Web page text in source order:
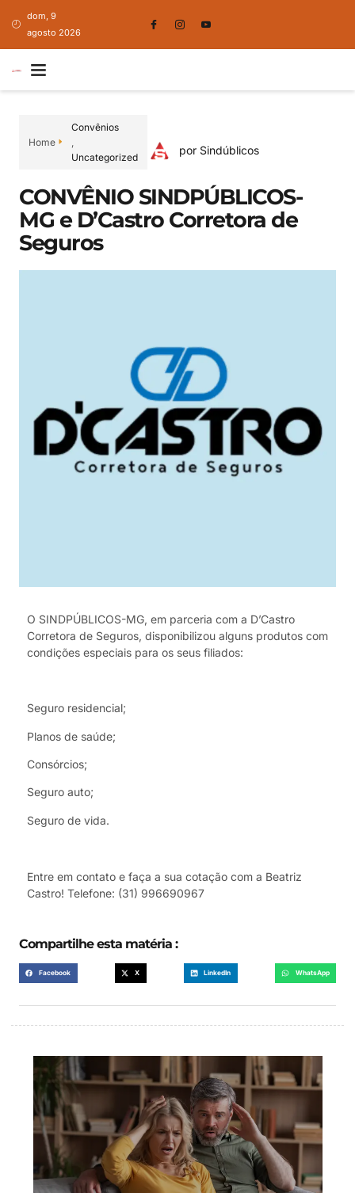
dom, 9
agosto 2026
Home
Convênios
Uncategorized
por Sindúblicos
CONVÊNIO SINDPÚBLICOS-
MG e D’Castro Corretora de
Seguros
O SINDPÚBLICOS-MG, em parceria com a D’Castro
Corretora de Seguros, disponibilizou alguns produtos com
condições especiais para os seus filiados:
Seguro residencial;
Planos de saúde;
Consórcios;
Seguro auto;
Seguro de vida.
Entre em contato e faça a sua cotação com a Beatriz
Castro! Telefone: (31) 996690967
Compartilhe esta matéria :
Facebook X LinkedIn WhatsApp